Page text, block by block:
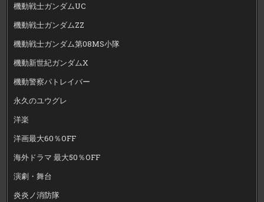
機動戦士ガンダムUC
機動戦士ガンダムZZ
機動戦士ガンダム第08MS小隊
機動新世紀ガンダムX
機動警察パトレイバー
永久のユウグレ
洋楽
洋画最大60％OFF
海外ドラマ 最大50％OFF
演劇・舞台
炎炎ノ消防隊